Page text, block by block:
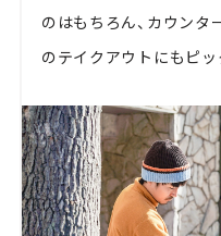
のはもちろん、カウン
のテイクアウトにもピッ